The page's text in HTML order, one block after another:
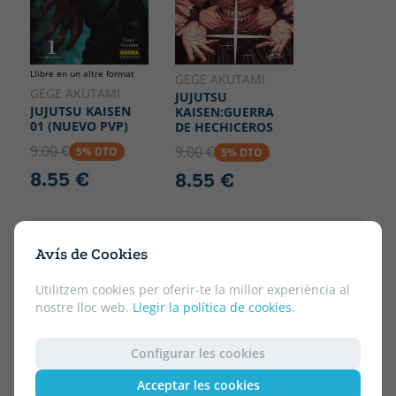
Avís de Cookies
Utilitzem cookies per oferir-te la millor experiència al
nostre lloc web. Llegir la política de cookies.
Configurar les cookies
Acceptar les cookies
Llibre en un altre format
GEGE AKUTAMI
JUJUTSU KAISEN
01 (NUEVO PVP)
9.00 € 5% DTO
8.55 €
GEGE AKUTAMI
JUJUTSU
KAISEN:GUERRA
DE HECHICEROS
9.00 € 5% DTO
8.55 €